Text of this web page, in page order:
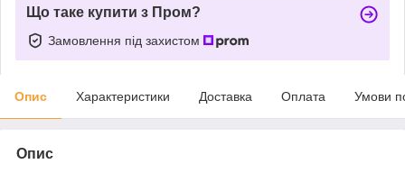
Що таке купити з Пром?
Замовлення під захистом
Опис Характеристики Доставка Оплата Умови
Опис